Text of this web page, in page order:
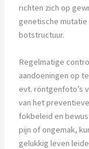
richten zich op
genetische
botstructuur.
Regelmatige
aandoeningen op
evt. röntgenfoto’s
van het
fokbeleid en
pijn of ongemak,
gelukkig leven